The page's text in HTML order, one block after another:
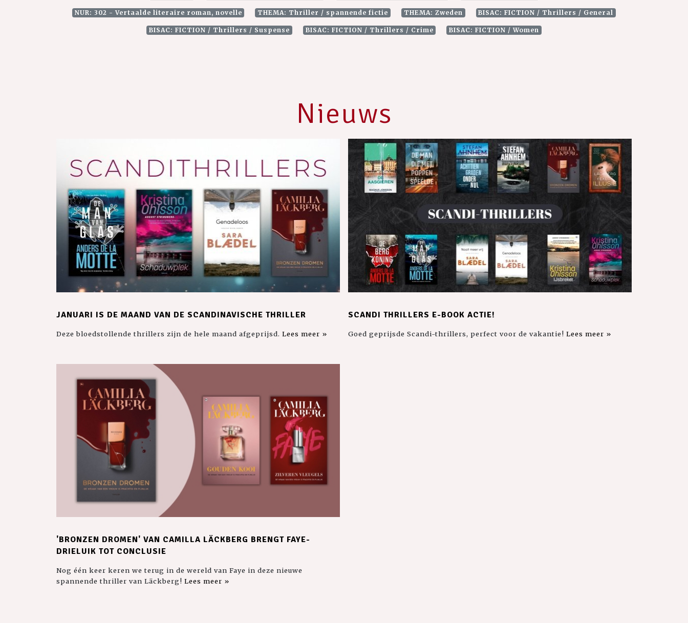
NUR: 302 - Vertaalde literaire roman, novelle THEMA: Thriller / spannende fictie THEMA: Zweden BISAC: FICTION / Thrillers / General
BISAC: FICTION / Thrillers / Suspense BISAC: FICTION / Thrillers / Crime BISAC: FICTION / Women
Nieuws
JANUARI IS DE MAAND VAN DE SCANDINAVISCHE THRILLER
Deze bloedstollende thrillers zijn de hele maand afgeprijsd. Lees meer »
SCANDI THRILLERS E-BOOK ACTIE!
Goed geprijsde Scandi-thrillers, perfect voor de vakantie! Lees meer »
'BRONZEN DROMEN' VAN CAMILLA LÄCKBERG BRENGT FAYE-
DRIELUIK TOT CONCLUSIE
Nog één keer keren we terug in de wereld van Faye in deze nieuwe
spannende thriller van Läckberg! Lees meer »